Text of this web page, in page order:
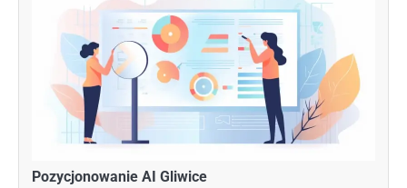
Pozycjonowanie AI Gliwice